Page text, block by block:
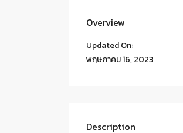
Overview
Updated On:
พฤษภาคม 16, 2023
Description